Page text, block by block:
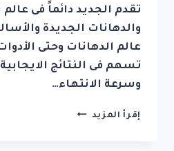
تقدم الجديد دائماً فى عالم
والدهانات الجديدة
عالم الدهانات وحتى
تسهم فى النتائج
وسرعة الانتهاء…
إقرأ المزيد شركة